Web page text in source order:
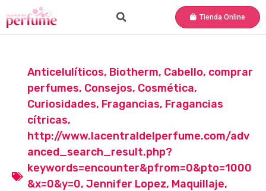
Tienda Online
Anticelulíticos, Biotherm, Cabello, comprar
perfumes, Consejos, Cosmética,
Curiosidades, Fragancias, Fragancias
cítricas,
http://www.lacentraldelperfume.com/adv
anced_search_result.php?
keywords=encounter&pfrom=0&pto=1000
&x=0&y=0, Jennifer Lopez, Maquillaje,